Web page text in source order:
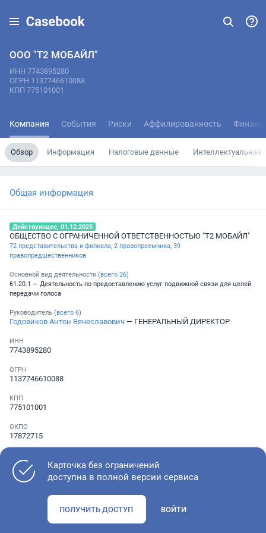
ООО "Т2 МОБАЙЛ"
ИНН 7743895280
ОГРН 1137746610088
КПП 775101001
Компания События Риски Аффилированность
Обзор Информация Налоговые данные Интеллектуальная
Общая информация
Действующее, 01.12.2025
ОБЩЕСТВО С ОГРАНИЧЕННОЙ ОТВЕТСТВЕННОСТЬЮ "Т2 МОБАЙЛ"
72 представительства и филиала, 2 правопреемника, 39
правопредшественников
Основной вид деятельности (всего 26)
61.20.1 — Деятельность по предоставлению услуг подвижной связи для целей
передачи голоса
Руководитель (всего 6)
Годовиков Антон Вячеславович — ГЕНЕРАЛЬНЫЙ ДИРЕКТОР
ИНН
7743895280
ОГРН
1137746610088
КПП
775101001
ОКПО
17872715
░ ░░░ ░░░░░░░
Как оценить состояние компании
Карточка без ограничений
доступна в полной версии сервиса
ПОЛУЧИТЬ ДОСТУП ВОЙТИ